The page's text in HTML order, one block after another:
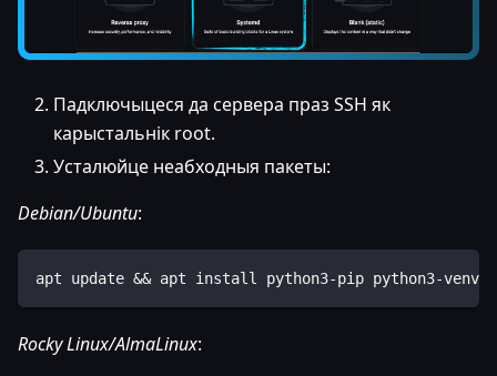
Падключыцеся да сервера праз SSH як
карыстальнік root.
Усталюйце неабходныя пакеты:
Debian/Ubuntu:
apt update && apt install python3-pip python3-venv
Rocky Linux/AlmaLinux: